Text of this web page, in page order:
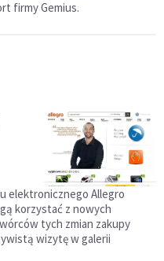
firmy Gemius.
elektronicznego Allegro
korzystać z nowych
tych zmian zakupy
wizytę w galerii